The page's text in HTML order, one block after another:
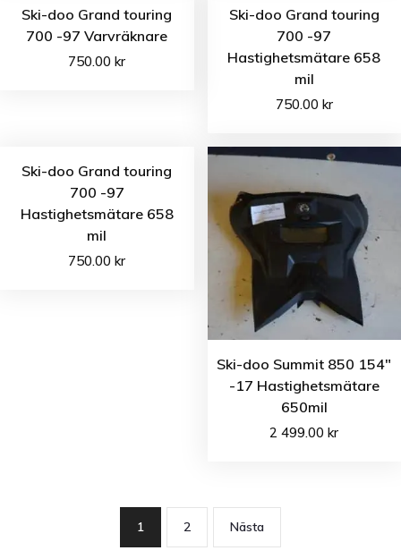
Ski-doo Grand touring
700 -97 Varvräknare
750.00kr
Ski-doo Grand touring
700 -97
Hastighetsmätare 658
mil
750.00 kr
Ski-doo Grand touring
700 -97
Hastighetsmätare 658
mil
750.00kr
Ski-doo Summit 850 154″
-17 Hastighetsmätare
650mil
2 499.00kr
1 2 Nästa